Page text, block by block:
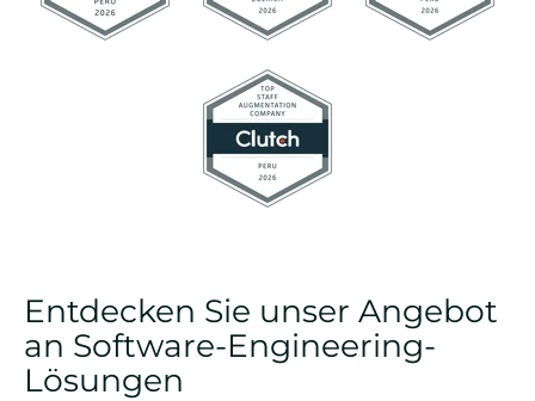
Entdecken Sie unser Angebot
an Software-Engineering-
Lösungen